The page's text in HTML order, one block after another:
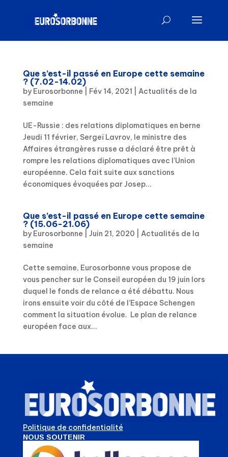
Que s’est-il passé en Europe cette semaine
? (7.02-14.02)
by Eurosorbonne Fév 14, 2021
Actualités de la
semaine
UE-Russie : des relations diplomatiques en berne
Jeudi 11 février, Sergeï Lavrov, le ministre des
Affaires étrangères russe a déclaré être prêt à
rompre les relations diplomatiques avec l’Union
européenne. Cela fait suite aux sanctions
économiques évoquées par Josep...
Que s’est-il passé en Europe cette semaine
? (15.06-21.06)
by Eurosorbonne Juin 21, 2020
Actualités de la
semaine
Cette semaine, Eurosorbonne vous propose de
vous pencher sur le Conseil européen du 19 juin lors
duquel le fonds de relance a été débattu. Nous
irons ensuite voir du côté de l’Espace Schengen
comment la situation évolue. Le plan de relance
européen face aux...
Politique de confidentialité
NOUS SOUTENIR